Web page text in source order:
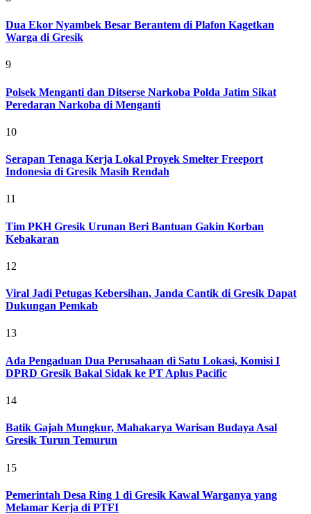
Dua Ekor Nyambek Besar Berantem di Plafon Kagetkan
Warga di Gresik
9
Polsek Menganti dan Ditserse Narkoba Polda Jatim Sikat
Peredaran Narkoba di Menganti
10
Serapan Tenaga Kerja Lokal Proyek Smelter Freeport
Indonesia di Gresik Masih Rendah
11
Tim PKH Gresik Urunan Beri Bantuan Gakin Korban
Kebakaran
12
Viral Jadi Petugas Kebersihan, Janda Cantik di Gresik Dapat
Dukungan Pemkab
13
Ada Pengaduan Dua Perusahaan di Satu Lokasi, Komisi I
DPRD Gresik Bakal Sidak ke PT Aplus Pacific
14
Batik Gajah Mungkur, Mahakarya Warisan Budaya Asal
Gresik Turun Temurun
15
Pemerintah Desa Ring 1 di Gresik Kawal Warganya yang
Melamar Kerja di PTFI